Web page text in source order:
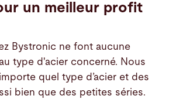
un meilleur profit
Bystronic ne font aucune
type d'acier concerné. Nous
quel type d’acier et des
bien que des petites séries.